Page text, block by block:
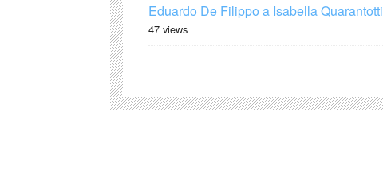
Eduardo De Filippo a Isabella Quarantotti
47 views